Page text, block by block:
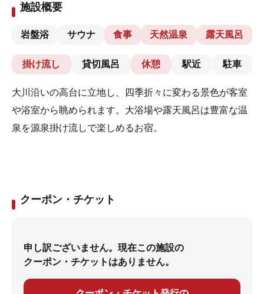
施設概要
岩盤浴 サウナ 食事 天然温泉 露天風呂
掛け流し 貸切風呂 休憩 駅近 駐車
大川沿いの高台に立地し、四季折々に変わる景色が客室
や浴室から眺められます。大浴場や露天風呂は豊富な温
泉を源泉掛け流しで楽しめるお宿。
クーポン・チケット
申し訳ございません。現在この施設の
クーポン・チケットはありません。